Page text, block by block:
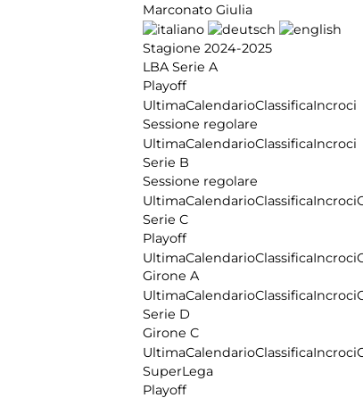
Marconato Giulia
Stagione 2024-2025
LBA Serie A
Playoff
UltimaCalendarioClassificaIncroci
Sessione regolare
UltimaCalendarioClassificaIncroci
Serie B
Sessione regolare
UltimaCalendarioClassificaIncroci
Serie C
Playoff
UltimaCalendarioClassificaIncroci
Girone A
UltimaCalendarioClassificaIncroci
Serie D
Girone C
UltimaCalendarioClassificaIncroci
SuperLega
Playoff